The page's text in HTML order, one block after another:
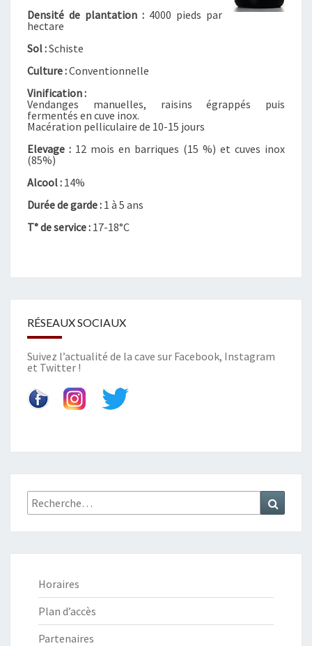
Densité de plantation : 4000 pieds par
hectare
Sol :Schiste
Culture :Conventionnelle
Vinification :
Vendanges manuelles, raisins égrappés puis
fermentés en cuve inox.
Macération pelliculaire de 10-15 jours
Elevage : 12 mois en barriques (15 %) et cuves inox
(85%)
Alcool : 14%
Durée de garde : 1 à 5 ans
T° de service : 17-18°C
RÉSEAUX SOCIAUX
Suivez l’actualité de la cave sur Facebook, Instagram
et Twitter !
Recherche
:
Horaires
Plan d’accès
Partenaires